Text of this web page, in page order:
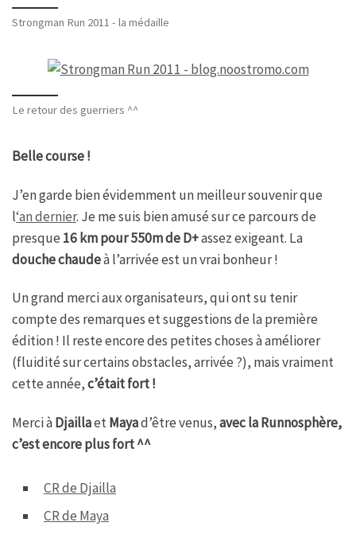
Strongman Run 2011 - la médaille
Le retour des guerriers ^^
Belle course !
J’en garde bien évidemment un meilleur souvenir que
l‘an dernier. Je me suis bien amusé sur ce parcours de
presque16 km pour 550m de D+assez exigeant. La
douche chaudeà l’arrivée est un vrai bonheur !
Un grand merci aux organisateurs, qui ont su tenir
compte des remarques et suggestions de la première
édition ! Il reste encore des petites choses à améliorer
(fluidité sur certains obstacles, arrivée ?), mais vraiment
cette année,c’était fort !
Merci àDjaillaetMayad’être venus,avec la Runnosphère,
c’est encore plus fort ^^
CR de Djailla
CR de Maya